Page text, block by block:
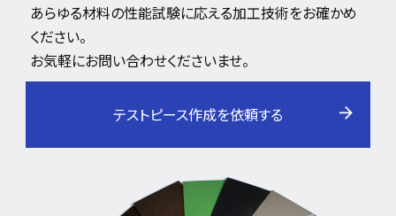
あらゆる材料の性能試験に応える加工技術をお確かめ
ください。
お気軽にお問い合わせくださいませ。
テストピース作成を依頼する